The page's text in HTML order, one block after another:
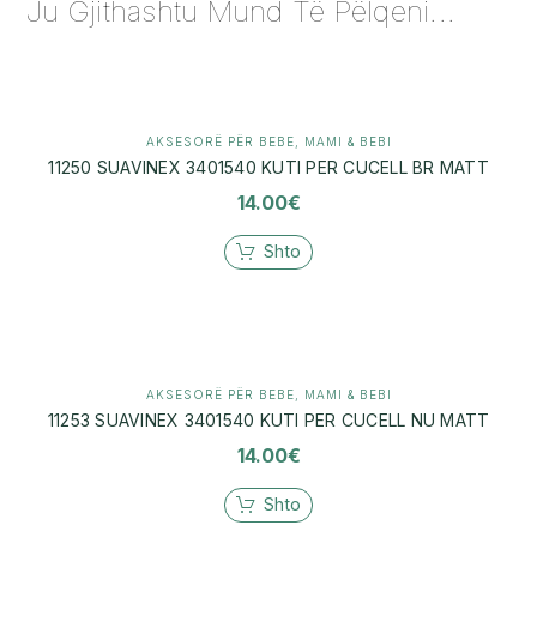
Ju Gjithashtu Mund Të Pëlqeni...
AKSESORË PËR BEBE MAMI & BEBI
11250 SUAVINEX 3401540 KUTI PER CUCELL BR MATT
14.00€
Shto
AKSESORË PËR BEBE MAMI & BEBI
11253 SUAVINEX 3401540 KUTI PER CUCELL NU MATT
14.00€
Shto